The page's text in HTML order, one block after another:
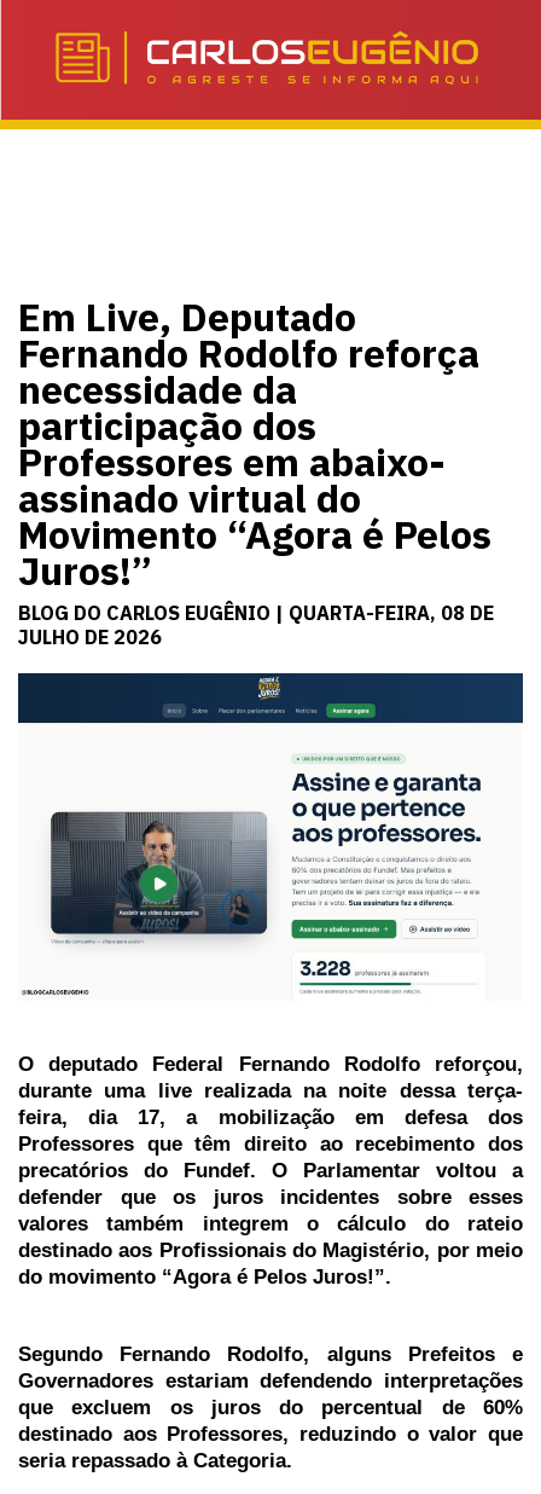
Em Live, Deputado
Fernando Rodolfo reforça
necessidade da
participação dos
Professores em abaixo-
assinado virtual do
Movimento “Agora é Pelos
Juros!”
BLOG DO CARLOS EUGÊNIO | QUARTA-FEIRA, 08 DE
JULHO DE 2026
O deputado Federal Fernando Rodolfo reforçou,
durante uma live realizada na noite dessa terça-
feira, dia 17, a mobilização em defesa dos
Professores que têm direito ao recebimento dos
precatórios do Fundef. O Parlamentar voltou a
defender que os juros incidentes sobre esses
valores também integrem o cálculo do rateio
destinado aos Profissionais do Magistério, por meio
do movimento “Agora é Pelos Juros!”.
Segundo Fernando Rodolfo, alguns Prefeitos e
Governadores estariam defendendo interpretações
que excluem os juros do percentual de 60%
destinado aos Professores, reduzindo o valor que
seria repassado à Categoria.